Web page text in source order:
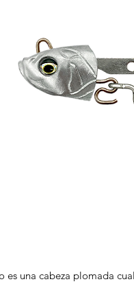
es una cabeza plomada